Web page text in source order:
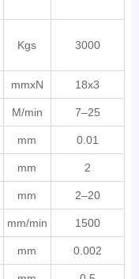
Kgs 3000
mmxN 18x3
M/min 7–25
mm 0.01
mm 2
mm 2–20
mm/min 1500
mm 0.002